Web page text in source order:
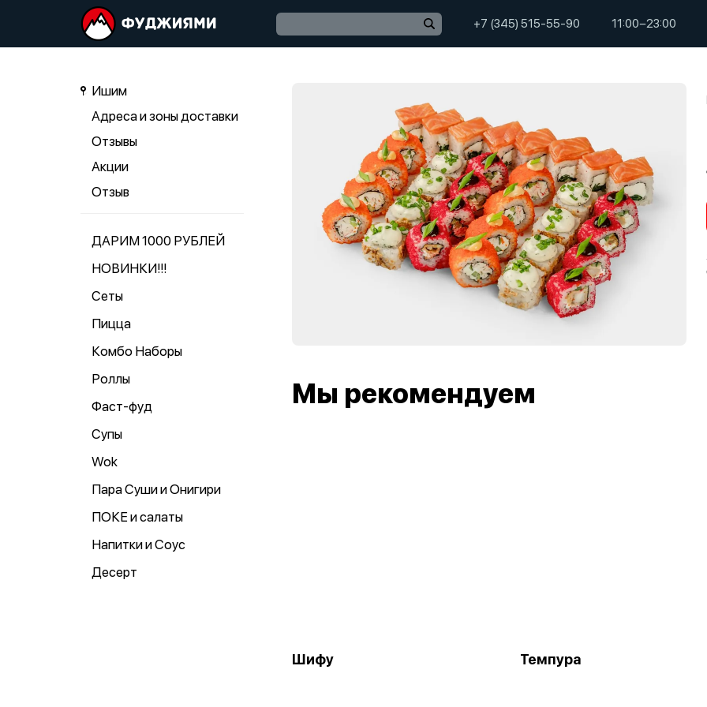
+7 (345) 515-55-90 11:00−23:00
Ишим
Адреса и зоны доставки
Отзывы
Акции
Отзыв
ДАРИМ 1000 РУБЛЕЙ
НОВИНКИ!!!
Сеты
Пицца
Комбо Наборы
Роллы
Фаст-фуд
Супы
Wok
Пара Суши и Онигири
ПОКЕ и салаты
Напитки и Соус
Десерт
Мы рекомендуем
Шифу Темпура